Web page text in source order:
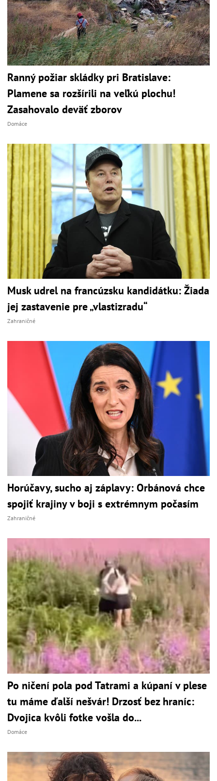
Ranný požiar skládky pri Bratislave:
Plamene sa rozšírili na veľkú plochu!
Zasahovalo deväť zborov
Domáce
Musk udrel na francúzsku kandidátku: Žiada
jej zastavenie pre „vlastizradu“
Zahraničné
Horúčavy, sucho aj záplavy: Orbánová chce
spojiť krajiny v boji s extrémnym počasím
Zahraničné
Po ničení pola pod Tatrami a kúpaní v plese
tu máme ďalší nešvár! Drzosť bez hraníc:
Dvojica kvôli fotke vošla do...
Domáce